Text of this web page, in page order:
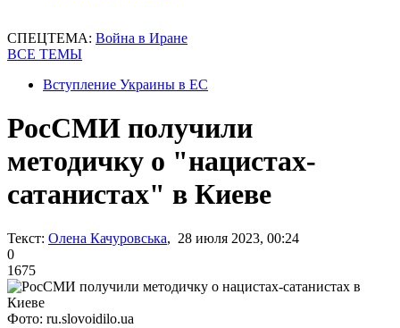
СПЕЦТЕМА: Война в Иране
ВСЕ ТЕМЫ
Вступление Украины в ЕС
РосСМИ получили
методичку о "нацистах-
сатанистах" в Киеве
Текст: Олена Качуровська, 28 июля 2023, 00:24
0
1675
Фото: ru.slovoidilo.ua